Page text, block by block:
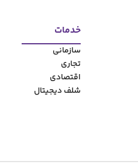
خدمات
سازمانی
تجاری
اقتصادی
شلف دیجیتال